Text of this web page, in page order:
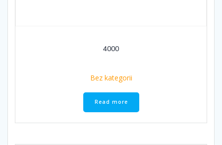
4000
Bez kategorii
Read more